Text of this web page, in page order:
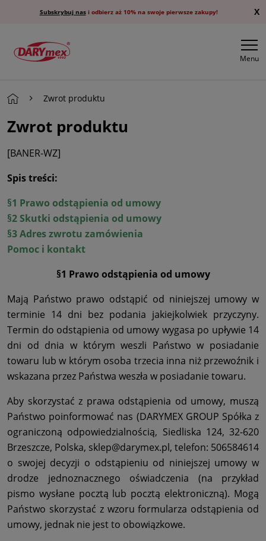
Subskrybuj nasi odbierz aż 10% na swoje pierwsze zakupy! X
Menu
Zwrot produktu
Zwrot produktu
[BANER-WZ]
Spis treści:
§1 Prawo odstąpienia od umowy
§2 Skutki odstąpienia od umowy
§3 Adres zwrotu zamówienia
Pomoc i kontakt
§1 Prawo odstąpienia od umowy
Mają Państwo prawo odstąpić od niniejszej umowy w
terminie 14 dni bez podania jakiejkolwiek przyczyny.
Termin do odstąpienia od umowy wygasa po upływie 14
dni od dnia w którym weszli Państwo w posiadanie
towaru lub w którym osoba trzecia inna niż przewoźnik i
wskazana przez Państwa weszła w posiadanie towaru.
Aby skorzystać z prawa odstąpienia od umowy, muszą
Państwo poinformować nas (DARYMEX GROUP Spółka z
ograniczoną odpowiedzialnością, Siedliska 124, 32-620
Brzeszcze, Polska, sklep@darymex.pl, telefon: 506584614
o swojej decyzji o odstąpieniu od niniejszej umowy w
drodze jednoznacznego oświadczenia (na przykład
pismo wysłane pocztą lub pocztą elektroniczną). Mogą
Państwo skorzystać z wzoru formularza odstąpienia od
umowy, jednak nie jest to obowiązkowe.